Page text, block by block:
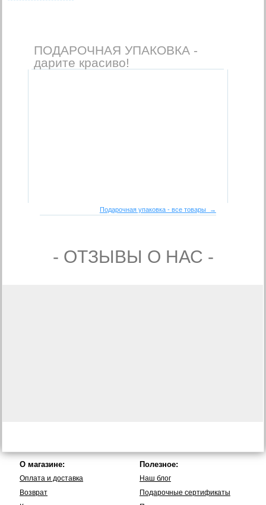
ПОДАРОЧНАЯ УПАКОВКА -
дарите красиво!
Подарочная упаковка - все товары →
- ОТЗЫВЫ О НАС -
О магазине:
Оплата и доставка
Возврат
Полезное:
Наш блог
Подарочные сертификаты